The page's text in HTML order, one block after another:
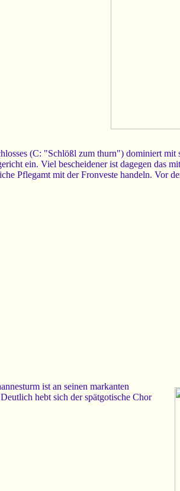
(C: "Schlößl zum thurn") dominiert mit
ein. Viel bescheidener ist dagegen das
Pflegamt mit der Fronveste handeln. Vor
ist an seinen markanten
hebt sich der spätgotische Chor